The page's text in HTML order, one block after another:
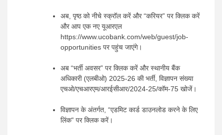
अब, पृष्ठ को नीचे स्क्रॉल करें और “करियर” पर क्लिक करें
और आप एक नए यूआरएल
https://www.ucobank.com/web/guest/job-
opportunities पर पहुंच जाएंगे।
अब “भर्ती अवसर” पर क्लिक करें और स्थानीय बैंक
अधिकारी (एलबीओ) 2025-26 की भर्ती, विज्ञापन संख्या
एचओ/एचआरएम/आरईसीआर/2024-25/कॉम-75 खोजें।
विज्ञापन के अंतर्गत, “एडमिट कार्ड डाउनलोड करने के लिए
लिंक” पर क्लिक करें।